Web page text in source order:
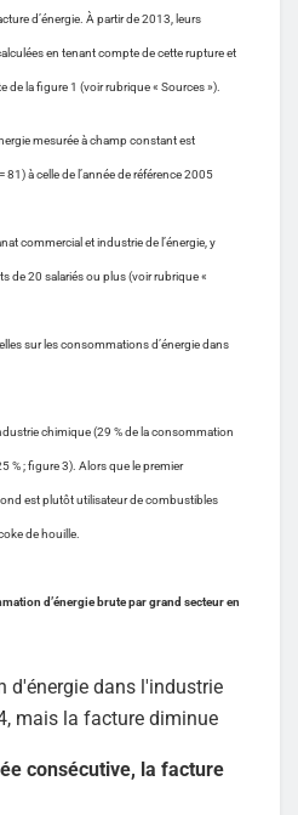
d’énergie. À partir de 2013, leurs
en tenant compte de cette rupture et
de la figure 1 (voir rubrique « Sources »).
mesurée à champ constant est
à celle de l’année de référence 2005
commercial et industrie de l’énergie, y
de 20 salariés ou plus (voir rubrique «
sur les consommations d’énergie dans
chimique (29 % de la consommation
% ; figure 3). Alors que le premier
est plutôt utilisateur de combustibles
de houille.
d’énergie brute par grand secteur en
consécutive, la facture